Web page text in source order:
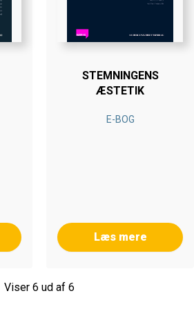
STEMNINGENS
ÆSTETIK
E-BOG
Læs mere
Viser 6 ud af 6